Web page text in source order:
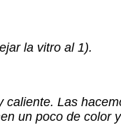
la vitro al 1).
caliente. Las
un poco de color